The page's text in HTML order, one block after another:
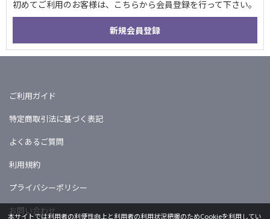
ご利用ガイド
特定商取引法に基づく表記
よくあるご質問
利用規約
プライバシーポリシー
お問い合わせ
本サイトでは利用者の利便性向上と利用者の利用状況把握のためCookieを利用してい